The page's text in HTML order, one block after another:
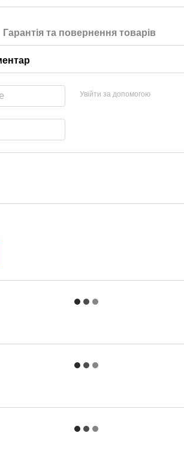
Гарантія та повернення товарів
Увійти за допомогою